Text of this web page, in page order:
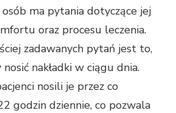
ma pytania dotyczące jej
oraz procesu leczenia.
zadawanych pytań jest to,
nakładki w ciągu dnia.
nosili je przez co
godzin dziennie, co pozwala